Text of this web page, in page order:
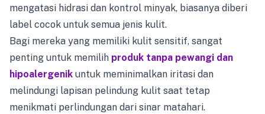
mengatasi hidrasi dan kontrol minyak, biasanya diberi
label cocok untuk semua jenis kulit.
Bagi mereka yang memiliki kulit sensitif, sangat
penting untuk memilih produk tanpa pewangi dan
hipoalergenik untuk meminimalkan iritasi dan
melindungi lapisan pelindung kulit saat tetap
menikmati perlindungan dari sinar matahari.